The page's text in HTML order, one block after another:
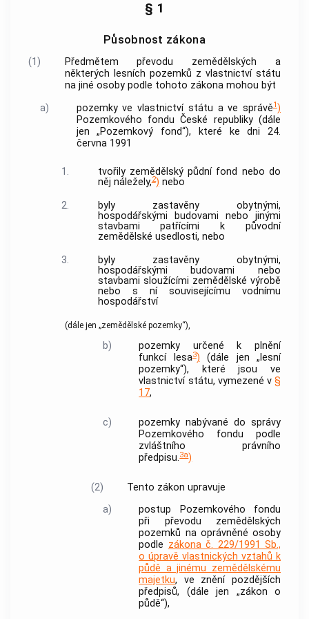
§ 1
Působnost zákona
(1)
Předmětem převodu zemědělských a
některých lesních pozemků z vlastnictví státu
na jiné osoby podle tohoto zákona mohou být
a)
pozemky ve vlastnictví státu a ve správě1)
Pozemkového fondu České republiky (dále
jen „Pozemkový fond“), které ke dni 24.
června 1991
1.
tvořily zemědělský půdní fond nebo do
něj náležely,2) nebo
2.
byly zastavěny obytnými,
hospodářskými budovami nebo jinými
stavbami patřícími k původní
zemědělské usedlosti, nebo
3.
byly zastavěny obytnými,
hospodářskými budovami nebo
stavbami sloužícími zemědělské výrobě
nebo s ní souvisejícímu vodnímu
hospodářství
(dále jen „zemědělské pozemky“),
b)
pozemky určené k plnění
funkcí lesa3) (dále jen „lesní
pozemky“), které jsou ve
vlastnictví státu, vymezené v §
17,
c)
pozemky nabývané do správy
Pozemkového fondu podle
zvláštního právního
předpisu.3a)
(2)
Tento zákon upravuje
a)
postup Pozemkového fondu
při převodu zemědělských
pozemků na oprávněné osoby
podle zákona č. 229/1991 Sb.,
o úpravě vlastnických vztahů k
půdě a jinému zemědělskému
majetku, ve znění pozdějších
předpisů, (dále jen „zákon o
půdě“),